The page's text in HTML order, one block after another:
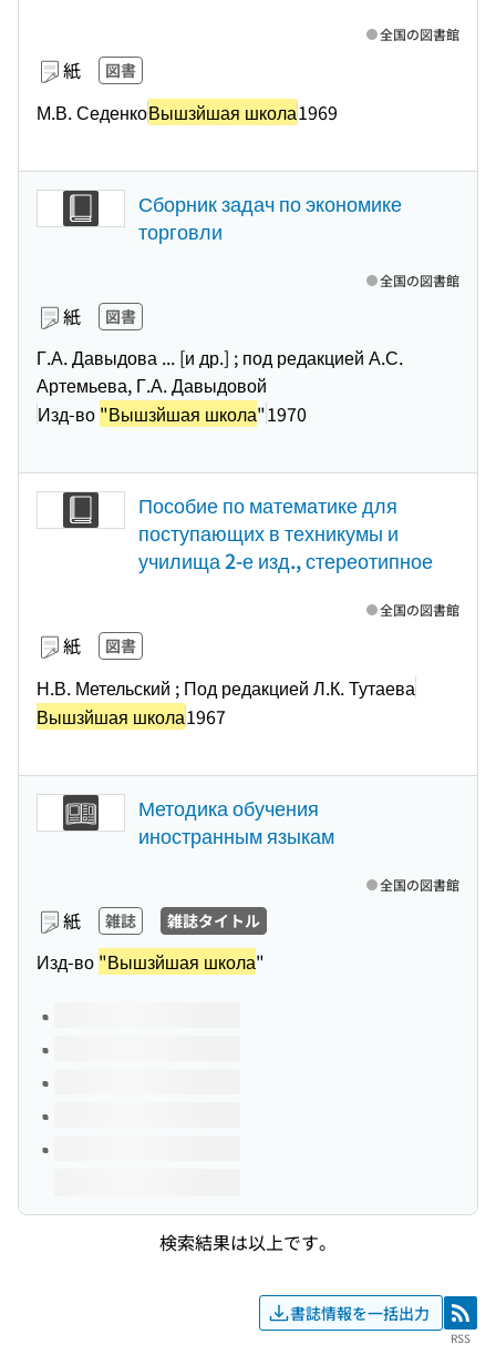
紙 図書
М.В. СеденкоВышзйшая школа1969
全国の図書館
Сборник задач по экономике
торговли
紙 図書
Г.А. Давыдова ... [и др.] ; под редакцией А.С.
Артемьева, Г.А. Давыдовой
Изд-во "Вышзйшая школа"1970
全国の図書館
Пособие по математике для
поступающих в техникумы и
училища 2-е изд., стереотипное
紙 図書
Н.В. Метельский ; Под редакцией Л.К. Тутаева
Вышзйшая школа1967
全国の図書館
Методика обучения
иностранным языкам
紙 雑誌 雑誌タイトル
Изд-во "Вышзйшая школа"
全国の図書館
このタイトルの巻号
検索結果は以上です。
書誌情報を一括出力 RSS
RSS